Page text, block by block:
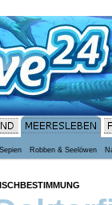
Robben & Seelöwen